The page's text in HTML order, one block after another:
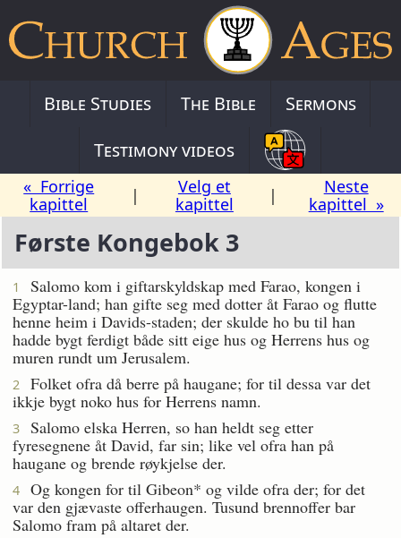
Bible Studies The Bible
Sermons
Testimony videos
« Forrige
kapittel
|
Velg et
kapittel
|
Neste
kapittel »
Første Kongebok 3
1
Salomo kom i giftarskyldskap med Farao, kongen i
Egyptar-land; han gifte seg med dotter åt Farao og flutte
henne heim i Davids-staden; der skulde ho bu til han
hadde bygt ferdigt både sitt eige hus og Herrens hus og
muren rundt um Jerusalem.
2
Folket ofra då berre på haugane; for til dessa var det
ikkje bygt noko hus for Herrens namn.
3
Salomo elska Herren, so han heldt seg etter
fyresegnene åt David, far sin; like vel ofra han på
haugane og brende røykjelse der.
4
Og kongen for til Gibeon* og vilde ofra der; for det
var den gjævaste offerhaugen. Tusund brennoffer bar
Salomo fram på altaret der.